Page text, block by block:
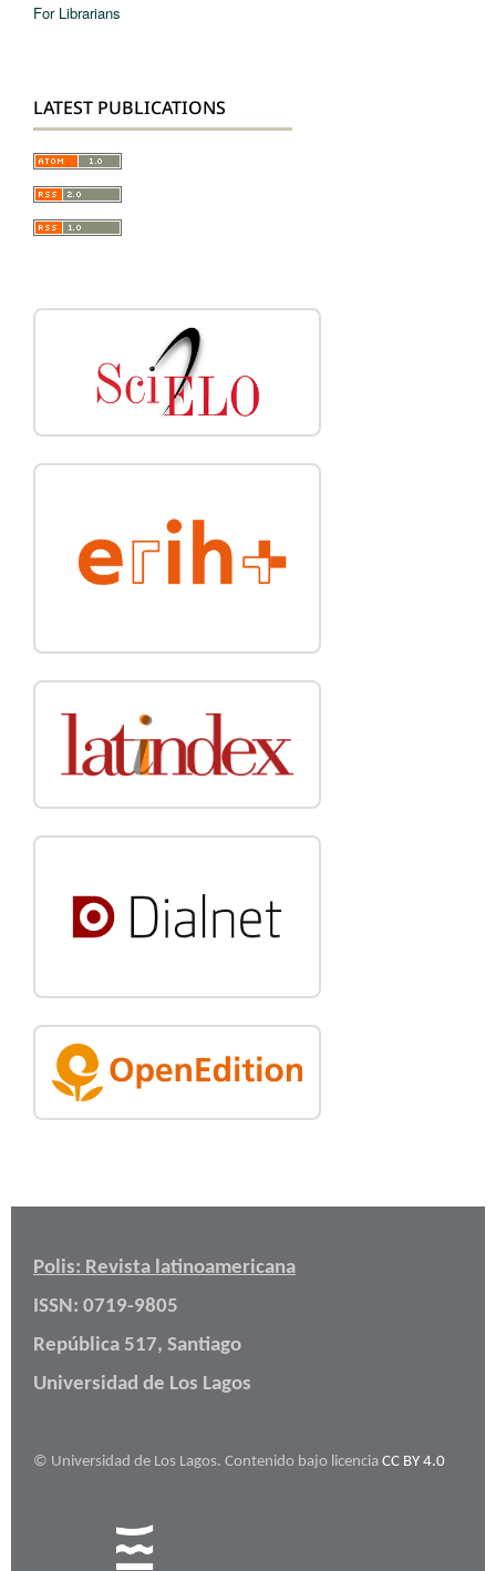
For Librarians
LATEST PUBLICATIONS
Polis: Revista latinoamericana
ISSN: 0719-9805
República 517, Santiago
Universidad de Los Lagos
© Universidad de Los Lagos. Contenido bajo licencia CC BY 4.0